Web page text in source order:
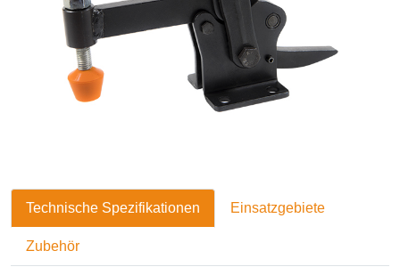
Technische Spezifikationen Einsatzgebiete
Zubehör